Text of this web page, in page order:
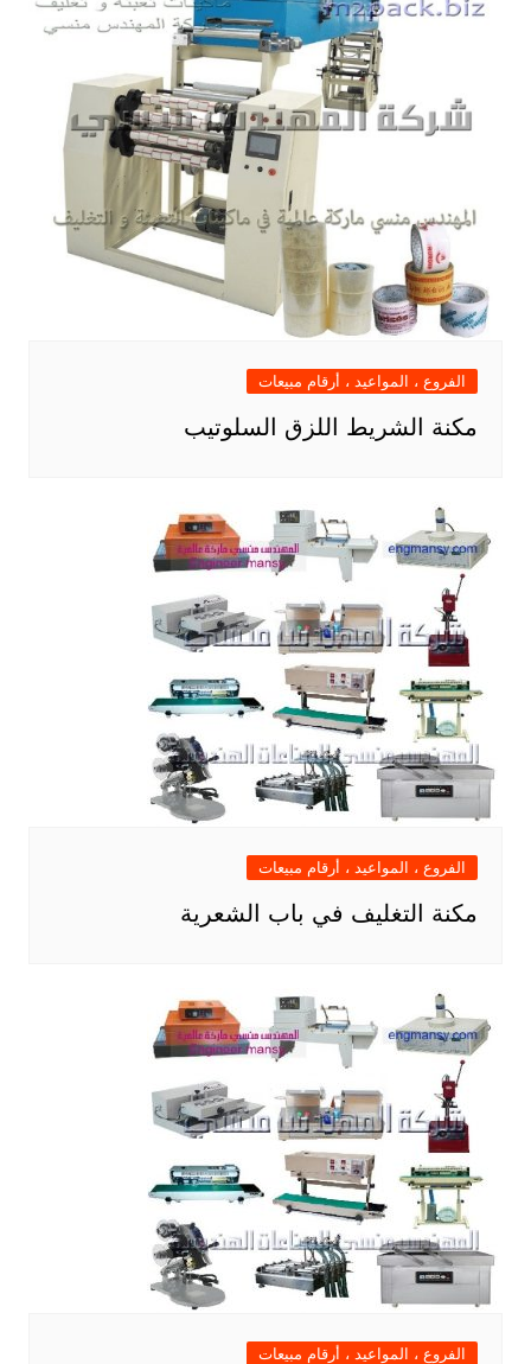
الفروع ، المواعيد ، أرقام مبيعات
مكنة الشريط اللزق السلوتيب
الفروع ، المواعيد ، أرقام مبيعات
مكنة التغليف في باب الشعرية
الفروع ، المواعيد ، أرقام مبيعات